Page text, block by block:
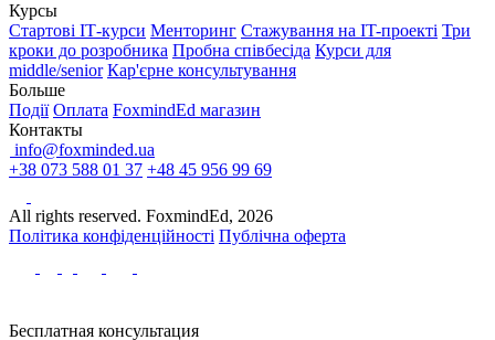
Курсы
Стартові IТ-курси Менторинг Стажування на IT-проекті Три
кроки до розробника Пробна співбесіда Курси для
middle/senior Кар'єрне консультування
Больше
Події Оплата FoxmindEd магазин
Контакты
info@foxminded.ua
+38 073 588 01 37 +48 45 956 99 69
All rights reserved. FoxmindEd, 2026
Політика конфіденційності Публічна оферта
Бесплатная консультация